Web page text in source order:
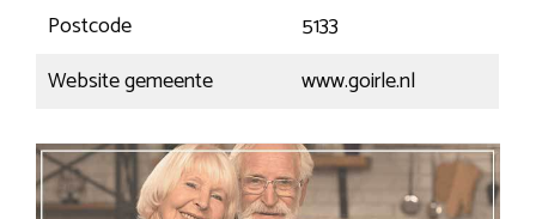
Postcode
5133
Website gemeente
www.goirle.nl